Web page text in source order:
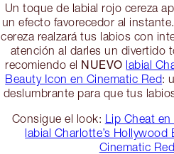
Un toque de labial rojo cereza
un efecto favorecedor al
cereza realzará tus labios con
atención al darles un divertido
recomiendo el NUEVO labial
Beauty Icon en Cinematic Red:
deslumbrante para que tus
Consigue el look: Lip Cheat en
labial Charlotte’s Hollywood
Cinematic